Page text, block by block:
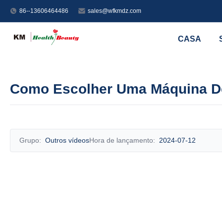
86--13606464486 sales@wfkmdz.com
CASA
Como Escolher Uma Máquina
Grupo: Outros vídeosHora de lançamento: 2024-07-12